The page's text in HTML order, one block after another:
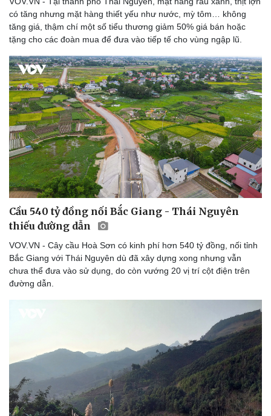
Di sản
check-in
Câu chuyện thời sự
Đọc truyện đêm khuya
Cửa sổ tình yêu
Kể chuyện cho bé
Hạt giống tâm hồn
có tăng nhưng mặt hàng thiết yếu như nước, mỳ tôm… không
tăng giá, thậm chí một số tiểu thương giảm 50% giá bán hoặc
tặng cho các đoàn mua để đưa vào tiếp tế cho vùng ngập lũ.
Cầu 540 tỷ đồng nối Bắc Giang - Thái Nguyên
thiếu đường dẫn
VOV.VN - Cây cầu Hoà Sơn có kinh phí hơn 540 tỷ đồng, nối tỉnh
Bắc Giang với Thái Nguyên dù đã xây dựng xong nhưng vẫn
chưa thể đưa vào sử dụng, do còn vướng 20 vị trí cột điện trên
đường dẫn.